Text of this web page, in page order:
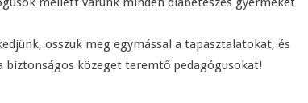
osszuk meg egymással a tapasztalatokat, és
biztonságos közeget teremtő pedagógusokat!